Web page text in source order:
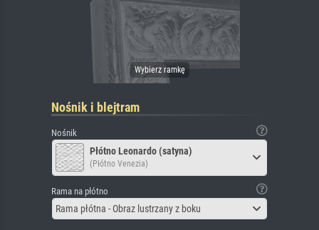
Nośnik i blejtram
Nośnik
Płótno Leonardo (satyna)
(Płótno Venezia)
Rama na płótno
Rama płótna - Obraz lustrzany z boku